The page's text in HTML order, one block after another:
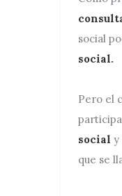
social
social.
Pero el
social y
que se